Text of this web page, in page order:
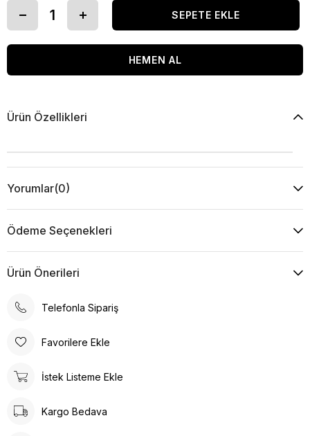
Ürün Özellikleri
Yorumlar(0)
Ödeme Seçenekleri
Ürün Önerileri
Telefonla Sipariş
Favorilere Ekle
İstek Listeme Ekle
Kargo Bedava